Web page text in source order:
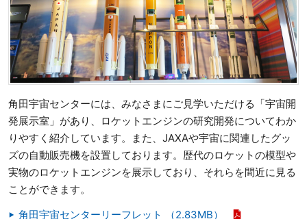
角田宇宙センターには、みなさまにご見学いただける「宇宙開
発展示室」があり、ロケットエンジンの研究開発についてわか
りやすく紹介しています。また、JAXAや宇宙に関連したグッ
ズの自動販売機を設置しております。歴代のロケットの模型や
実物のロケットエンジンを展示しており、それらを間近に見る
ことができます。
角田宇宙センターリーフレット （2.83MB）